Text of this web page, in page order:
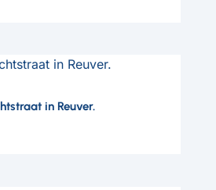
in Reuver.